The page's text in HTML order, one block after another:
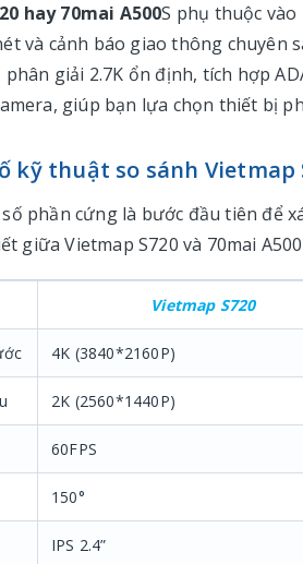
hay 70mai A500S phụ thuộc
và cảnh báo giao thông chuyên
giải 2.7K ổn định, tích hợp
giúp bạn lựa chọn thiết bị
kỹ thuật so sánh Vietmap
phần cứng là bước đầu tiên để
giữa Vietmap S720 và 70mai
Vietmap S720
4K (3840*2160P)
2K (2560*1440P)
60FPS
150°
IPS 2.4”